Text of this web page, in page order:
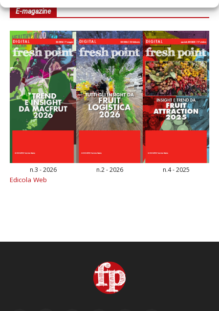
E-magazine
n.3 - 2026 n.2 - 2026 n.4 - 2025
Edicola Web